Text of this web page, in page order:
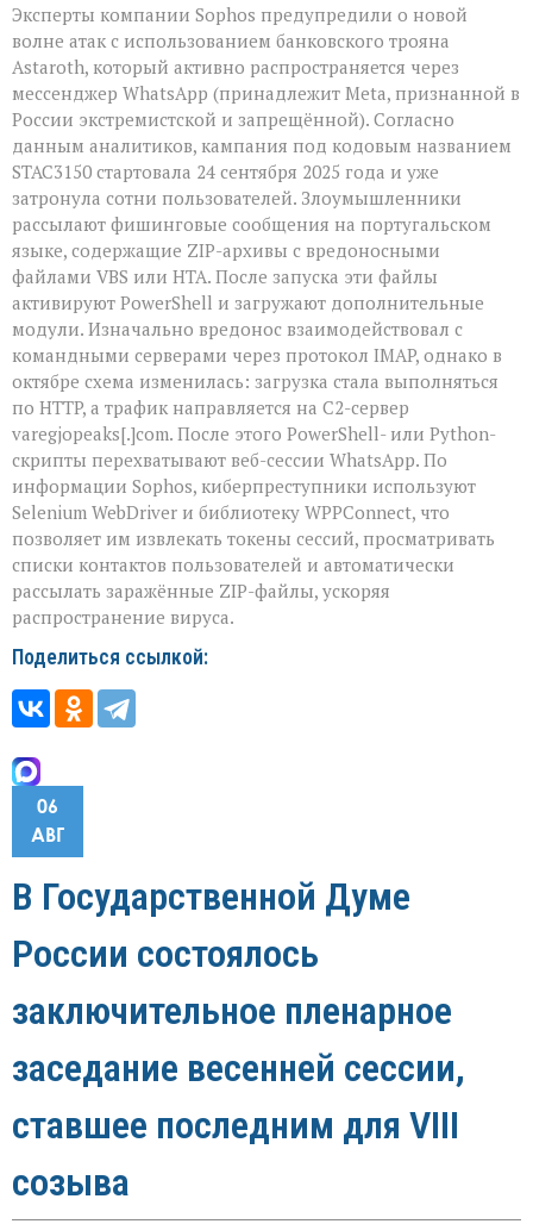
Эксперты компании Sophos предупредили о новой
волне атак с использованием банковского трояна
Astaroth, который активно распространяется через
мессенджер WhatsApp (принадлежит Meta, признанной в
России экстремистской и запрещённой). Согласно
данным аналитиков, кампания под кодовым названием
STAC3150 стартовала 24 сентября 2025 года и уже
затронула сотни пользователей. Злоумышленники
рассылают фишинговые сообщения на португальском
языке, содержащие ZIP-архивы с вредоносными
файлами VBS или HTA. После запуска эти файлы
активируют PowerShell и загружают дополнительные
модули. Изначально вредонос взаимодействовал с
командными серверами через протокол IMAP, однако в
октябре схема изменилась: загрузка стала выполняться
по HTTP, а трафик направляется на C2-сервер
varegjopeaks[.]com. После этого PowerShell- или Python-
скрипты перехватывают веб-сессии WhatsApp. По
информации Sophos, киберпреступники используют
Selenium WebDriver и библиотеку WPPConnect, что
позволяет им извлекать токены сессий, просматривать
списки контактов пользователей и автоматически
рассылать заражённые ZIP-файлы, ускоряя
распространение вируса.
Поделиться ссылкой:
06
АВГ
В Государственной Думе
России состоялось
заключительное пленарное
заседание весенней сессии,
ставшее последним для VIII
созыва